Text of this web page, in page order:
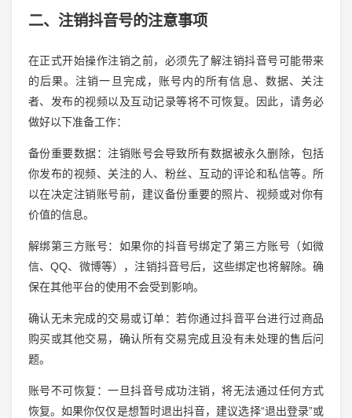
二、注销抖音号的注意事项
在正式开始操作注销之前，必须先了解注销抖音号可能带来
的后果。注销一旦完成，账号内的所有信息、数据、关注
者、发布的视频以及互动记录等将不可恢复。因此，请务必
做好以下准备工作：
备份重要数据：注销账号会导致所有数据被永久删除，包括
你发布的视频、关注的人、粉丝、互动的评论和私信等。所
以在决定注销账号前，建议备份重要的照片、视频或对你有
价值的信息。
解绑第三方账号：如果你的抖音号绑定了第三方账号（如微
信、QQ、微博等），注销抖音号后，这些绑定也将解除。确
保在其他平台的使用不会受到影响。
确认无未完成的交易或订单：若你通过抖音平台进行过商品
购买或其他交易，确认所有交易完成且没有未处理的售后问
题。
账号不可恢复：一旦抖音号成功注销，将无法通过任何方式
恢复。如果你仅仅是想暂时退出抖音，建议选择“退出登录”或